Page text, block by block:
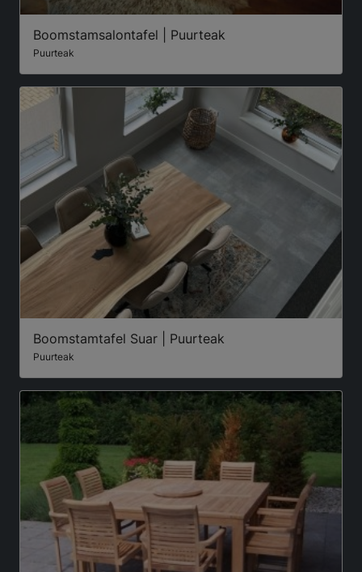
Boomstamsalontafel | Puurteak
Puurteak
Boomstamtafel Suar | Puurteak
Puurteak